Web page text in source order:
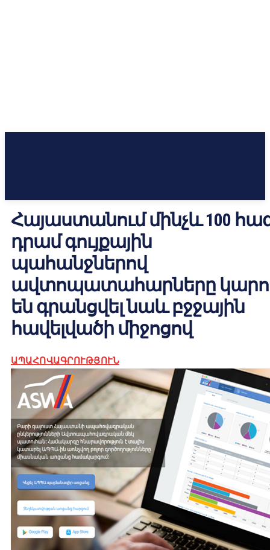
Հայաստանում մինչև 100
դրամ գույքային
պահանջներով
ավտոպատահարները
են գրանցվել նաև բջջային
հավելվածի միջոցով
ԱՊԱՀՈՎԱԳՐՈՒԹՅՈՒՆ